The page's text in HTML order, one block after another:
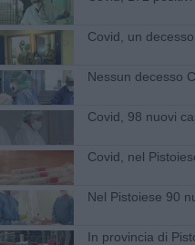
Covid, un
Nessun decesso
Covid, 98 nuovi
Covid, nel
Nel Pistoiese 90
In provincia di